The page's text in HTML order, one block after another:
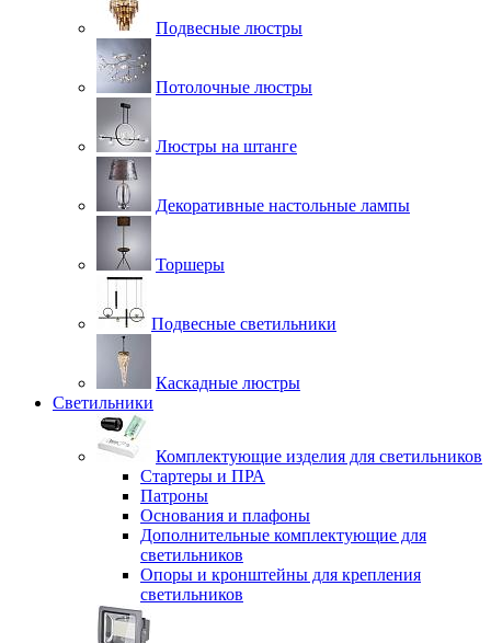
Подвесные люстры
Потолочные люстры
Люстры на штанге
Декоративные настольные лампы
Торшеры
Подвесные светильники
Каскадные люстры
Светильники
Комплектующие изделия для светильников
Стартеры и ПРА
Патроны
Основания и плафоны
Дополнительные комплектующие для
светильников
Опоры и кронштейны для крепления
светильников